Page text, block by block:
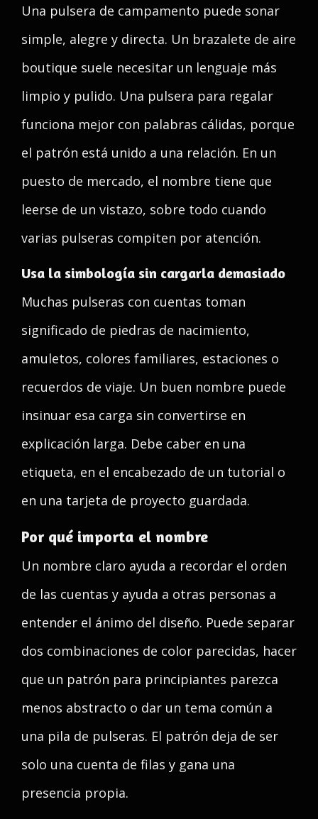
Una pulsera de campamento puede sonar
simple, alegre y directa. Un brazalete de aire
boutique suele necesitar un lenguaje más
limpio y pulido. Una pulsera para regalar
funciona mejor con palabras cálidas, porque
el patrón está unido a una relación. En un
puesto de mercado, el nombre tiene que
leerse de un vistazo, sobre todo cuando
varias pulseras compiten por atención.
Usa la simbología sin cargarla demasiado
Muchas pulseras con cuentas toman
significado de piedras de nacimiento,
amuletos, colores familiares, estaciones o
recuerdos de viaje. Un buen nombre puede
insinuar esa carga sin convertirse en
explicación larga. Debe caber en una
etiqueta, en el encabezado de un tutorial o
en una tarjeta de proyecto guardada.
Por qué importa el nombre
Un nombre claro ayuda a recordar el orden
de las cuentas y ayuda a otras personas a
entender el ánimo del diseño. Puede separar
dos combinaciones de color parecidas, hacer
que un patrón para principiantes parezca
menos abstracto o dar un tema común a
una pila de pulseras. El patrón deja de ser
solo una cuenta de filas y gana una
presencia propia.